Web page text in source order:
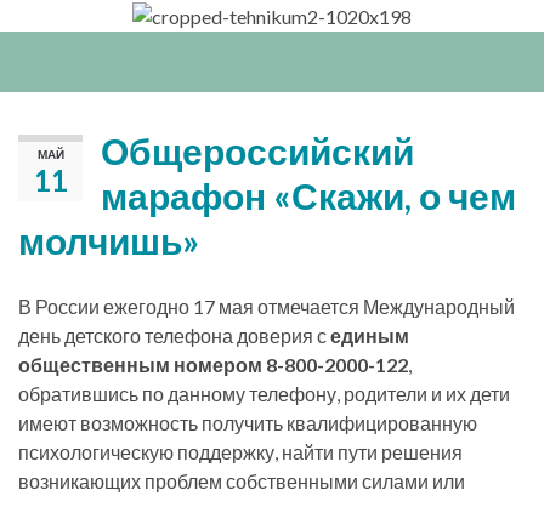
выкл
МАЙ
11
Общероссийский
марафон «Скажи, о чем
молчишь»
В России ежегодно 17 мая отмечается Международный
день детского телефона доверия сединым
общественным номером 8-800-2000-122,
обратившись по данному телефону, родители и их дети
имеют возможность получить квалифицированную
психологическую поддержку, найти пути решения
возникающих проблем собственными силами или